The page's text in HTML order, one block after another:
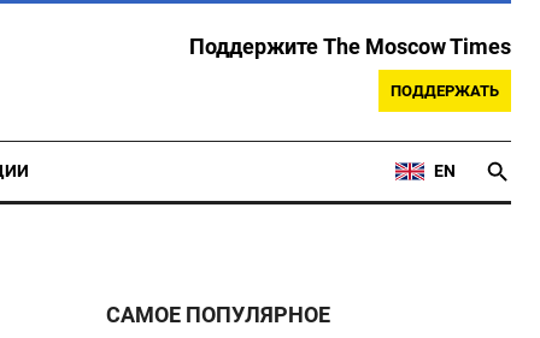
Поддержите The Moscow Times
ПОДДЕРЖАТЬ
EN
САМОЕ ПОПУЛЯРНОЕ